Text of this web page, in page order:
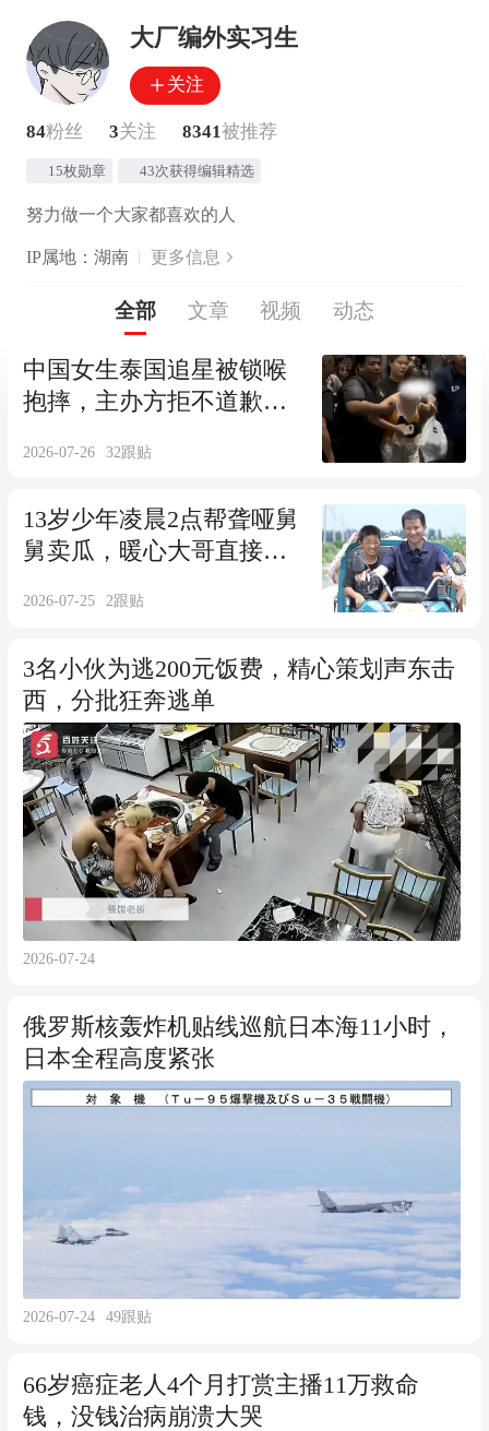
大厂编外实习生
关注
84粉丝 3关注 8341被推荐
15枚勋章 43次获得编辑精选
努力做一个大家都喜欢的人
IP属地：湖南 更多信息
全部 文章 视频 动态
中国女生泰国追星被锁喉
抱摔，主办方拒不道歉反
2026-07-26 32跟贴
13岁少年凌晨2点帮聋哑舅
舅卖瓜，暖心大哥直接包
2026-07-25 2跟贴
3名小伙为逃200元饭费，精心策划声东击
西，分批狂奔逃单
2026-07-24
俄罗斯核轰炸机贴线巡航日本海11小时，
日本全程高度紧张
2026-07-24 49跟贴
66岁癌症老人4个月打赏主播11万救命
钱，没钱治病崩溃大哭